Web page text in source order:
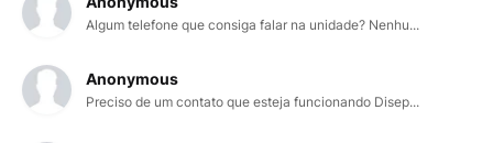
Algum telefone que consiga falar na unidade? Nenhu...
Anonymous
Preciso de um contato que esteja funcionando Disep...